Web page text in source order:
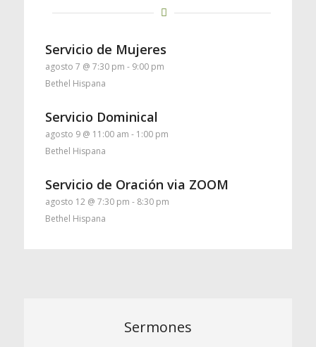
Servicio de Mujeres
agosto 7 @ 7:30 pm - 9:00 pm
Bethel Hispana
Servicio Dominical
agosto 9 @ 11:00 am - 1:00 pm
Bethel Hispana
Servicio de Oración via ZOOM
agosto 12 @ 7:30 pm - 8:30 pm
Bethel Hispana
Sermones